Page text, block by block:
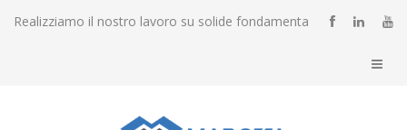
Realizziamo il nostro lavoro su solide fondamenta